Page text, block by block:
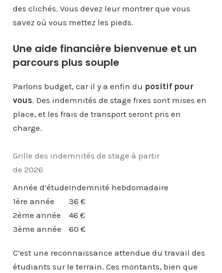
des clichés. Vous devez leur montrer que vous
savez où vous mettez les pieds.
Une aide financière bienvenue et un
parcours plus souple
Parlons budget, car il y a enfin du positif pour
vous. Des indemnités de stage fixes sont mises en
place, et les frais de transport seront pris en
charge.
Grille des indemnités de stage à partir
de 2026
Année d’étudeIndemnité hebdomadaire
1ère année
36 €
2ème année
46 €
3ème année
60 €
C’est une reconnaissance attendue du travail des
étudiants sur le terrain. Ces montants, bien que